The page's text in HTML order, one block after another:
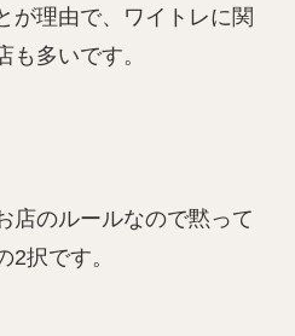
が理由で、ワイトレに関
も多いです。
店のルールなので黙って
択です。